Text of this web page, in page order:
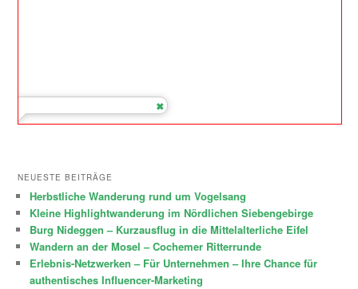
NEUESTE BEITRÄGE
Herbstliche Wanderung rund um Vogelsang
Kleine Highlightwanderung im Nördlichen Siebengebirge
Burg Nideggen – Kurzausflug in die Mittelalterliche Eifel
Wandern an der Mosel – Cochemer Ritterrunde
Erlebnis-Netzwerken – Für Unternehmen – Ihre Chance für
authentisches Influencer-Marketing